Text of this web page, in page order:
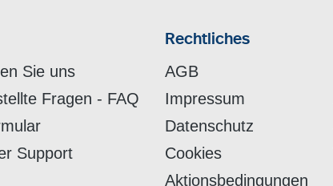
Sie uns
Fragen - FAQ
Support
Rechtliches
AGB
Impressum
Datenschutz
Cookies
Aktionsbedingungen